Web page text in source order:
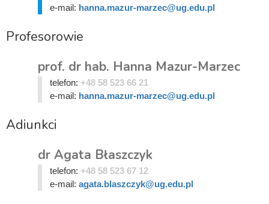
e-mail: hanna.mazur-marzec@ug.edu.pl
Profesorowie
prof. dr hab. Hanna Mazur-Marzec
telefon: +48 58 523 66 21
e-mail: hanna.mazur-marzec@ug.edu.pl
Adiunkci
dr Agata Błaszczyk
telefon: +48 58 523 67 12
e-mail: agata.blaszczyk@ug.edu.pl